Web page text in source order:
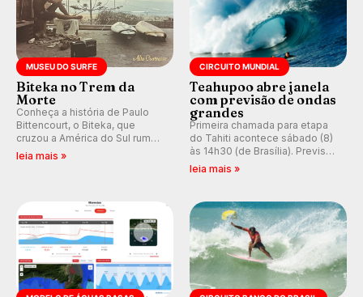
MUSEU DO SURFE
Biteka no Trem da
Morte
Conheça a história de Paulo
Bittencourt, o Biteka, que
cruzou a América do Sul rumo
ao Pacífico em uma jornada
leia mais »
CIRCUITO MUNDIAL
Teahupoo abre janela
com previsão de ondas
grandes
Primeira chamada para etapa
do Tahiti acontece sábado (8)
às 14h30 (de Brasília). Previsão
indica swell consistente.
Kelly Slater convidado.
leia mais »